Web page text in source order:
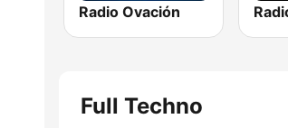
Radio Ovación
Full Techno